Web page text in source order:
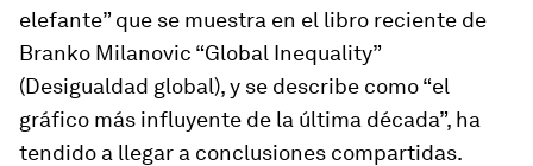
elefante” que se muestra en el libro reciente de
Branko Milanovic “Global Inequality”
(Desigualdad global), y se describe como “el
gráfico más influyente de la última década”, ha
tendido a llegar a conclusiones compartidas.